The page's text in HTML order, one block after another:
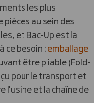
les plus
au sein des
et Bac-Up est la
ce besoin :emballage
être pliable (Fold-
pour le transport et
l'usine et la chaîne de